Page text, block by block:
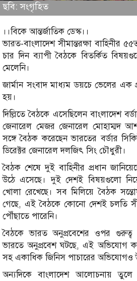
ছবি: সংগৃহিত
।।বিকে আন্তর্জাতিক ডেস্ক।।
ভারত-বাংলাদেশ সীমান্তরক্ষা বাহিনীর
চার দিন ব্যাপী বৈঠকে বিতর্কিত
মেলেনি।
জার্মান সংবাদ মাধ্যম ডয়চে ভেলের এক
হয়।
দিল্লিতে বৈঠকে এসেছিলেন বাংলাদেশ
জেনারেল মেজর জেনারেল মোহাম্মদ
সঙ্গে বৈঠক করেছেন ভারতের বর্ডার
ডিরেক্টর জেনারেল দলজিৎ সিং চৌধুরী।
বৈঠক শেষে দুই বাহিনীর প্রধান
উঠে এসেছে। দুই দেশই বিষয়গুলো
খোলা রেখেছে। সব মিলিয়ে বৈঠক
গেছে, এই বৈঠকে কোনো দেশই চলতি
পৌঁছাতে পারেনি।
বৈঠকে ভারত অনুপ্রবেশের ওপর গুরুত্ব
ভারতে অনুপ্রবেশ ঘটছে, এই অভিযোগ
সহ একাধিক জিনিস পাচারের অভিযোগও
অন্যদিকে বাংলাদেশ আলোচনায় তুলে